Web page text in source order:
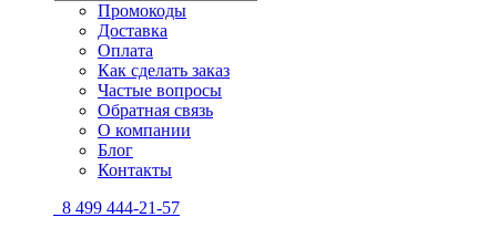
Промокоды
Доставка
Оплата
Как сделать заказ
Частые вопросы
Обратная связь
О компании
Блог
Контакты
8 499 444-21-57